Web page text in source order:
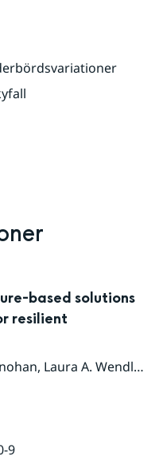
based solutions
resilient
, Laura A. Wendling
9